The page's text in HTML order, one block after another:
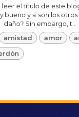
el título de este
bueno y si son los
daño? Sin embargo, t...
amistad amor